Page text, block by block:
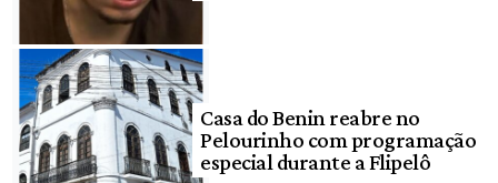
Casa do Benin reabre no
Pelourinho com programação
especial durante a Flipelô